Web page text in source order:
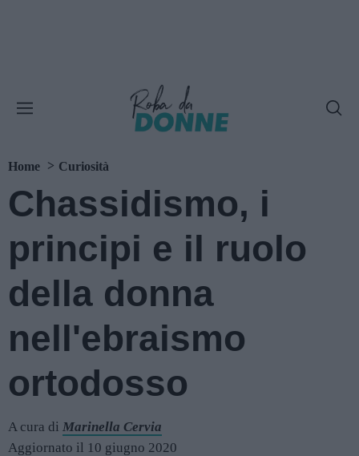
Home Curiosità
Chassidismo, i
principi e il ruolo
della donna
nell'ebraismo
ortodosso
A cura di Marinella Cervia
Aggiornato il 10 giugno 2020